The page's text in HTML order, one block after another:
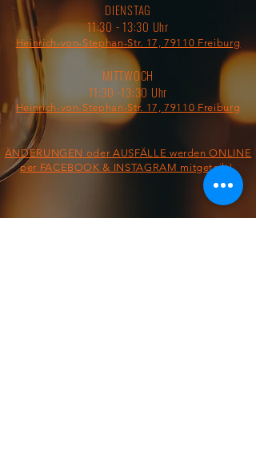
DIENSTAG
11:30 - 13:30 Uhr
Heinrich-von-Stephan-Str. 17, 79110 Freiburg
MITTWOCH
11:30 -13:30 Uhr
Heinrich-von-Stephan-Str. 17, 79110 Freiburg
ÄNDERUNGEN oder AUSFÄLLE werden ONLINE
per FACEBOOK & INSTAGRAM mitgeteilt!